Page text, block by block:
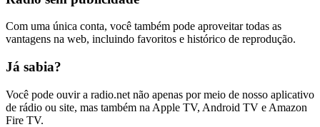
Com uma única conta, você também pode aproveitar todas as
vantagens na web, incluindo favoritos e histórico de reprodução.
Já sabia?
Você pode ouvir a radio.net não apenas por meio de nosso aplicativo
de rádio ou site, mas também na Apple TV, Android TV e Amazon
Fire TV.